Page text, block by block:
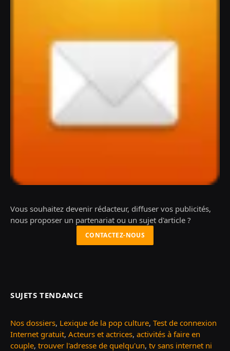
Vous souhaitez devenir rédacteur, diffuser vos publicités,
nous proposer un partenariat ou un sujet d'article ?
CONTACTEZ-NOUS
SUJETS TENDANCE
Nos dossiers, Lexique de la pop culture, Test de connexion
Internet gratuit, Acteurs et actrices, activités à faire en
couple, trouver l'adresse de quelqu'un, tv sans internet ni